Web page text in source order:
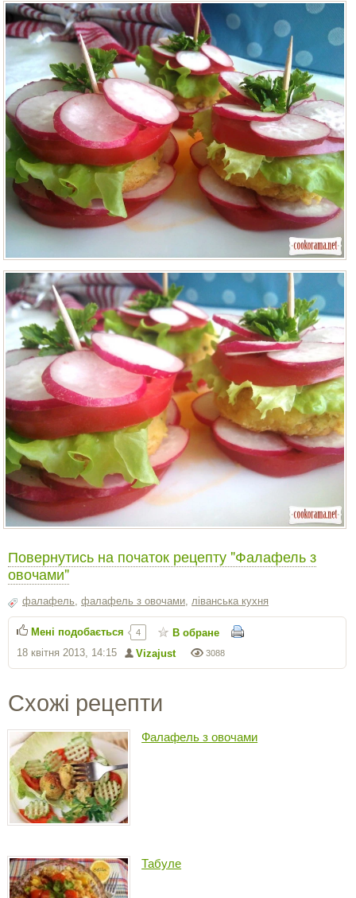
Повернутись на початок рецепту "Фалафель з
овочами"
фалафель, фалафель з овочами, ліванська кухня
3088
Vizajust
18 квітня 2013, 14:15
Мені подобається 4 В обране
Схожі рецепти
Фалафель з овочами
Табуле